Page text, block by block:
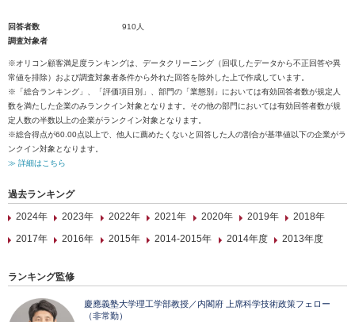
回答者数
910人
調査対象者
※オリコン顧客満足度ランキングは、データクリーニング（回収したデータから不正回答や異
常値を排除）および調査対象者条件から外れた回答を除外した上で作成しています。
※「総合ランキング」、「評価項目別」、部門の「業態別」においては有効回答者数が規定人
数を満たした企業のみランクイン対象となります。その他の部門においては有効回答者数が規
定人数の半数以上の企業がランクイン対象となります。
※総合得点が60.00点以上で、他人に薦めたくないと回答した人の割合が基準値以下の企業がラ
ンクイン対象となります。
≫ 詳細はこちら
過去ランキング
2024年
2023年 2022年 2021年 2020年 2019年
2018年
2017年
2016年 2015年 2014-2015年 2014年度 2013年度
ランキング監修
慶應義塾大学理工学部教授／内閣府 上席科学技術政策フェロー
（非常勤）